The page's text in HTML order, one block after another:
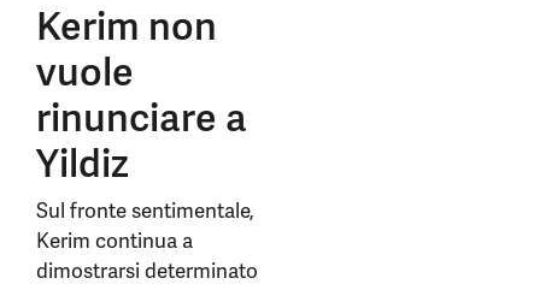
Kerim non
vuole
rinunciare a
Yildiz
Sul fronte sentimentale,
Kerim continua a
dimostrarsi determinato